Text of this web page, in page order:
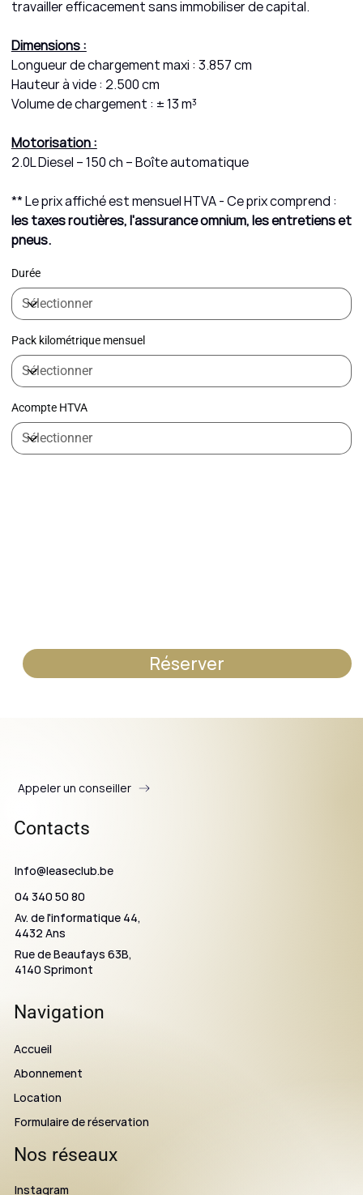
travailler efficacement sans immobiliser de capital.
Dimensions :
Longueur de chargement maxi : 3.857 cm
Hauteur à vide : 2.500 cm
Volume de chargement : ± 13 m³
Motorisation :
2.0L Diesel – 150 ch – Boîte automatique
** Le prix affiché est mensuel HTVA - Ce prix comprend :
les taxes routières, l'assurance omnium, les entretiens et
pneus.
Durée
Pack kilométrique mensuel
Acompte HTVA
Réserver
Appeler un conseiller
Contacts
Info@leaseclub.be
04 340 50 80
Av. de l'informatique 44,
4432 Ans
Rue de Beaufays 63B,
4140 Sprimont
Navigation
Accueil
Abonnement
Location
Formulaire de réservation
Nos réseaux
Instagram